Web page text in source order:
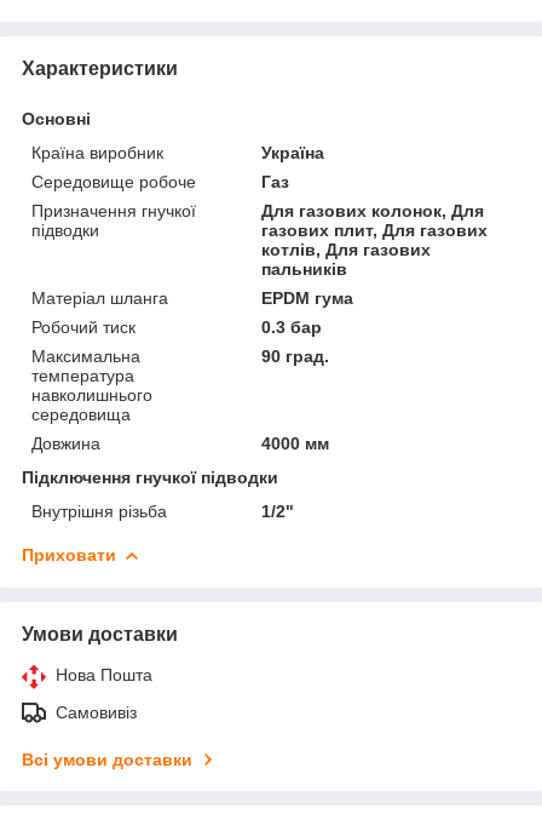
Характеристики
Основні
Країна виробник
Україна
Середовище робоче
Газ
Призначення гнучкої
підводки
Для газових колонок, Для
газових плит, Для газових
котлів, Для газових
пальників
Матеріал шланга
EPDM гума
Робочий тиск
0.3 бар
Максимальна
температура
навколишнього
середовища
90 град.
Довжина
4000 мм
Підключення гнучкої підводки
Внутрішня різьба
1/2"
Приховати
Умови доставки
Нова Пошта
Самовивіз
Всі умови доставки